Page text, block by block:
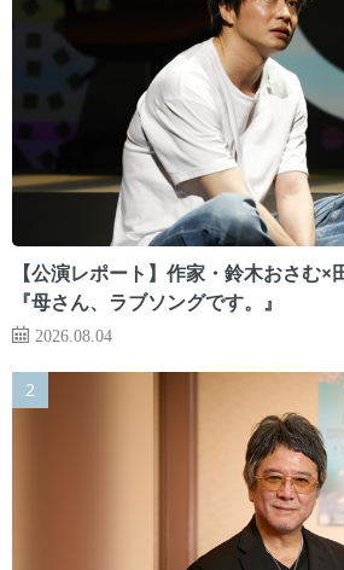
【公演レポート】作家・鈴木おさむ×
『母さん、ラブソングです。』
2026.08.04